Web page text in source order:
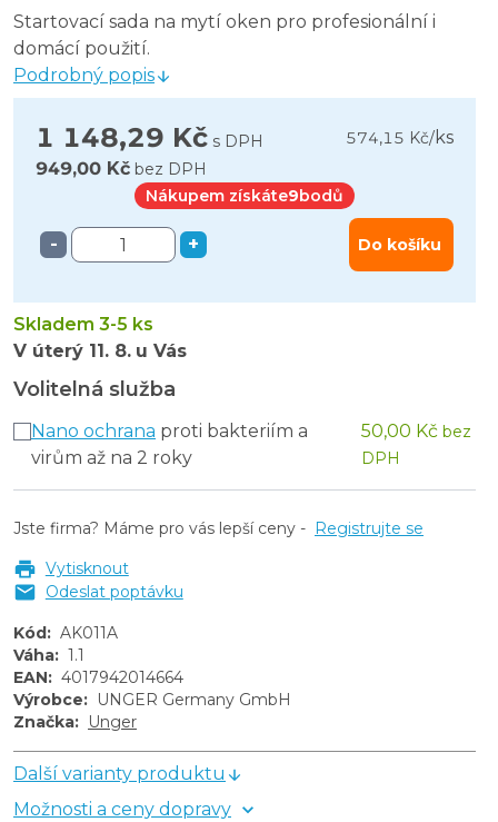
Startovací sada na mytí oken pro profesionální i
domácí použití.
Podrobný popis
1 148,29 Kč s DPH 574,15 Kč/ks
949,00 Kč bez DPH
Nákupem získáte9bodů
- + Do košíku
Skladem 3-5 ks
V úterý 11. 8. u Vás
Volitelná služba
Nano ochrana proti bakteriím a
virům až na 2 roky
50,00 Kč bez
DPH
Jste firma? Máme pro vás lepší ceny -
Registrujte se
Vytisknout
Odeslat poptávku
Kód: AK011A
Váha: 1.1
EAN: 4017942014664
Výrobce: UNGER Germany GmbH
Značka: Unger
Další varianty produktu
Možnosti a ceny dopravy